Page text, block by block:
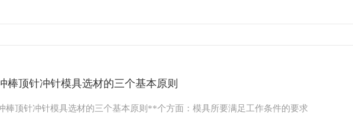
棒顶针冲针模具选材的三个基本原则
棒顶针冲针模具选材的三个基本原则**个方面：模具所要满足工作条件的要求